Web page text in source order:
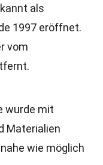
als
1997 eröffnet.
vom
wurde mit
Materialien
wie möglich